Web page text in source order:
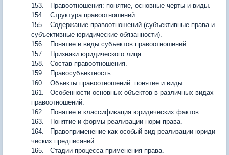
153. Правоотношения: понятие, основные черты и виды.
154. Структура правоотношений.
155. Содержание правоотношений (субъективные права и
субъективные юридические обязанности).
156. Понятие и виды субъектов правоотношений.
157. Признаки юридического лица.
158. Состав правоотношения.
159. Правосубъектность.
160. Объекты правоотношений: понятие и виды.
161. Особенности основных объектов в различных видах
правоотношений.
162. Понятие и классификация юридических фактов.
163. Понятие и формы реализации норм права.
164. Правоприменение как особый вид реализации юриди
ческих предписаний
165. Стадии процесса применения права.